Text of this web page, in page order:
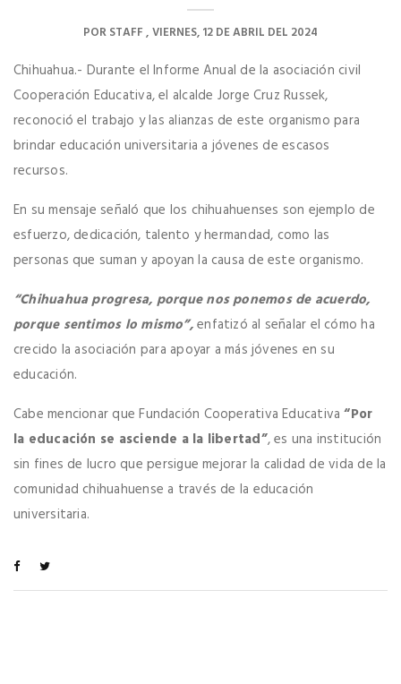
PORSTAFF VIERNES, 12 DE ABRIL DEL 2024
Chihuahua.- Durante el Informe Anual de la asociación civil
Cooperación Educativa, el alcalde Jorge Cruz Russek,
reconoció el trabajo y las alianzas de este organismo para
brindar educación universitaria a jóvenes de escasos
recursos.
En su mensaje señaló que los chihuahuenses son ejemplo de
esfuerzo, dedicación, talento y hermandad, como las
personas que suman y apoyan la causa de este organismo.
“Chihuahua progresa, porque nos ponemos de acuerdo,
porque sentimos lo mismo”,enfatizó al señalar el cómo ha
crecido la asociación para apoyar a más jóvenes en su
educación.
Cabe mencionar que Fundación Cooperativa Educativa“Por
la educación se asciende a la libertad”, es una institución
sin fines de lucro que persigue mejorar la calidad de vida de la
comunidad chihuahuense a través de la educación
universitaria.